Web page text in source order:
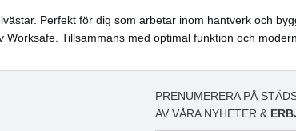
Perfekt för dig som arbetar inom hantverk och
Tillsammans med optimal funktion och
PRENUMERERA PÅ
AV VÅRA NYHETER &